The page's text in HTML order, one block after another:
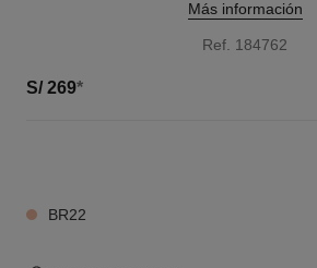
Más información
Ref. 184762
S/ 269*
BR22